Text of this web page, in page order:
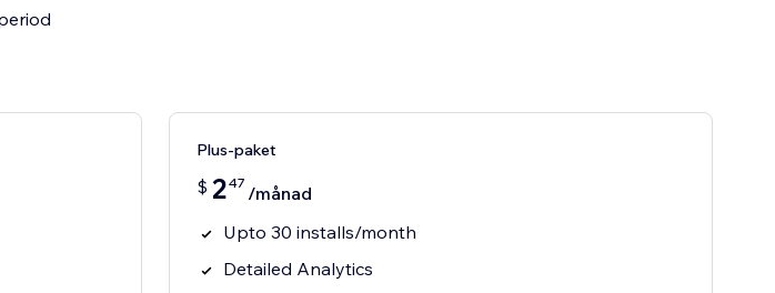
Plus-paket
$ 247 /månad
Upto 30 installs/month
Detailed Analytics